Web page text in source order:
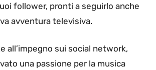
follower, pronti a seguirlo anche
avventura televisiva.
all’impegno sui social network,
una passione per la musica